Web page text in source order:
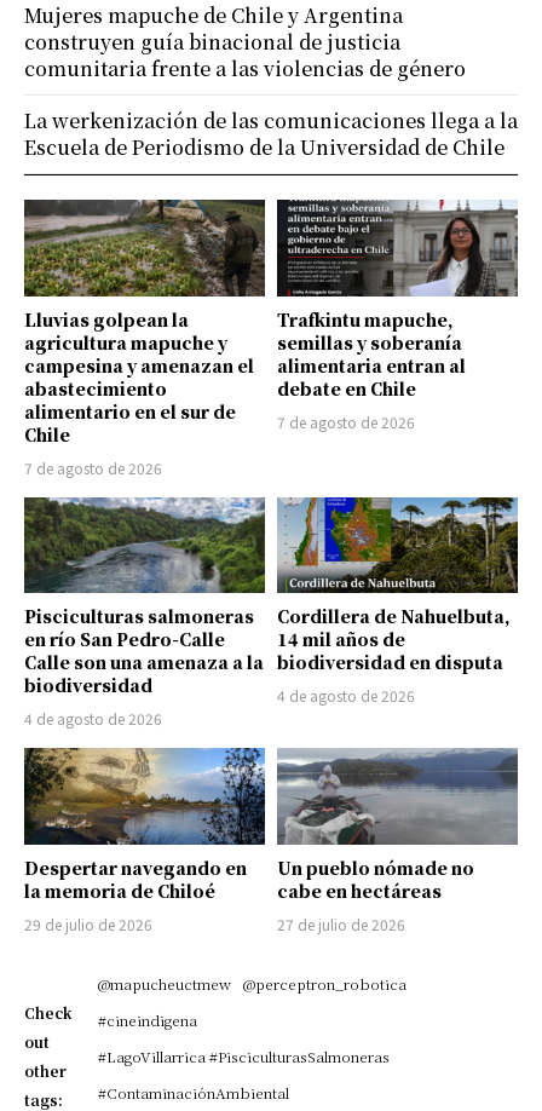
Lluvias golpean la
agricultura mapuche y
campesina y amenazan el
abastecimiento
alimentario en el sur de
Chile
7 de agosto de 2026
Trafkintu mapuche,
semillas y soberanía
alimentaria entran al
debate en Chile
7 de agosto de 2026
Pisciculturas salmoneras
en río San Pedro-Calle
Calle son una amenaza a la
biodiversidad
4 de agosto de 2026
Cordillera de Nahuelbuta,
14 mil años de
biodiversidad en disputa
4 de agosto de 2026
Despertar navegando en
la memoria de Chiloé
29 de julio de 2026
Un pueblo nómade no
cabe en hectáreas
27 de julio de 2026
Check
out
other
tags:
@mapucheuctmew @perceptron_robotica
#cineindigena
#LagoVillarrica #PisciculturasSalmoneras
#ContaminaciónAmbiental
Mujeres mapuche de Chile y Argentina
construyen guía binacional de justicia
comunitaria frente a las violencias de género
La werkenización de las comunicaciones llega a la
Escuela de Periodismo de la Universidad de Chile